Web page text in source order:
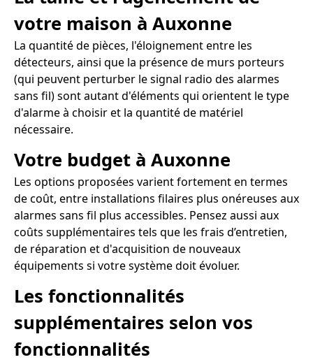
votre maison à Auxonne
La quantité de pièces, l'éloignement entre les
détecteurs, ainsi que la présence de murs porteurs
(qui peuvent perturber le signal radio des alarmes
sans fil) sont autant d'éléments qui orientent le type
d'alarme à choisir et la quantité de matériel
nécessaire.
Votre budget à Auxonne
Les options proposées varient fortement en termes
de coût, entre installations filaires plus onéreuses aux
alarmes sans fil plus accessibles. Pensez aussi aux
coûts supplémentaires tels que les frais d’entretien,
de réparation et d'acquisition de nouveaux
équipements si votre système doit évoluer.
Les fonctionnalités
supplémentaires selon vos
fonctionnalités